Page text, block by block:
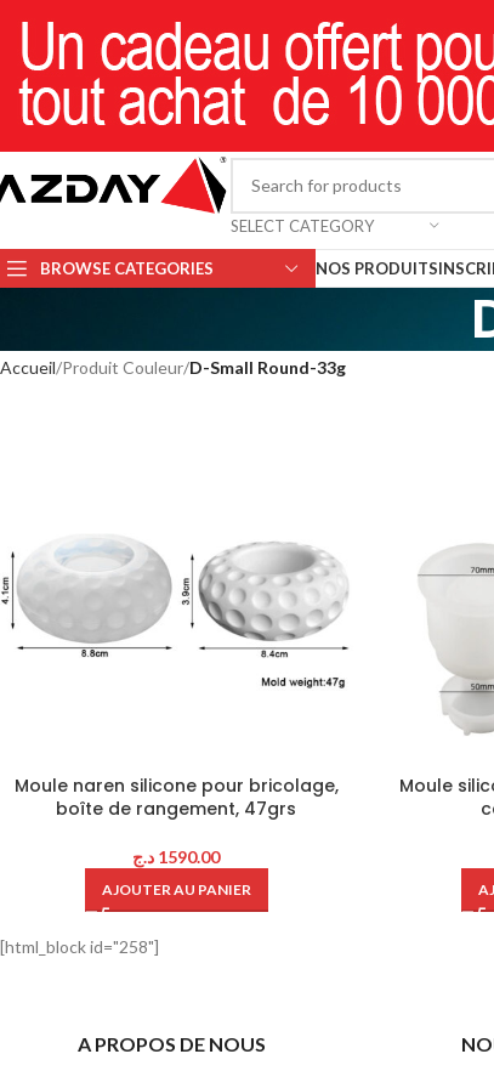
SELECT CATEGORY
BROWSE CATEGORIES NOS PRODUITS
Accueil Produit Couleur D-Small Round-33g
Moule naren silicone pour bricolage,
boîte de rangement, 47grs
1590.00 د.ج
AJOUTER AU PANIER
Moule
[html_block id="258"]
A PROPOS DE NOUS